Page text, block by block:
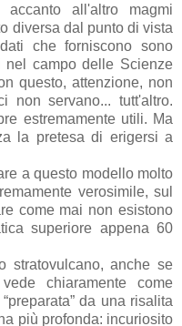
accanto all'altro magmi
diversa dal punto di vista
che forniscono sono
campo delle Scienze
questo, attenzione, non
non servano... tutt'altro.
estremamente utili. Ma
la pretesa di erigersi a
a questo modello molto
verosimile, sul
come mai non esistono
superiore appena 60
stratovulcano, anche se
chiaramente come
da una risalita
più profonda: incuriosito